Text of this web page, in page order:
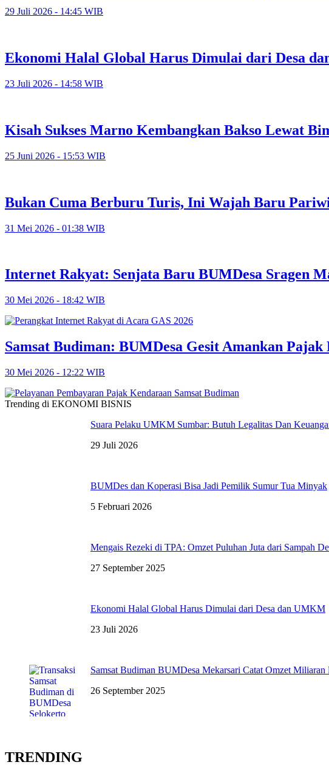
29 Juli 2026 - 14:45 WIB
Ekonomi Halal Global Harus Dimulai dari Desa
23 Juli 2026 - 14:58 WIB
Kisah Sukses Marno Kembangkan Bakso Lewat
25 Juni 2026 - 15:53 WIB
Bukan Cuma Berburu Turis, Ini Wajah Baru
31 Mei 2026 - 01:38 WIB
Internet Rakyat: Senjata Baru BUMDesa Sragen
30 Mei 2026 - 18:42 WIB
Samsat Budiman: BUMDesa Gesit Amankan Pajak
30 Mei 2026 - 12:22 WIB
Trending di EKONOMI BISNIS
Suara Pelaku UMKM Sumbar: Butuh Legalitas Dan
29 Juli 2026
BUMDes dan Koperasi Bisa Jadi Pemilik Sumur Tua Minyak
5 Februari 2026
Mengais Rezeki di TPA: Omzet Puluhan Juta dari Sampah
27 September 2025
Ekonomi Halal Global Harus Dimulai dari Desa dan UMKM
23 Juli 2026
Samsat Budiman BUMDesa Mekarsari Catat Omzet Miliaran
26 September 2025
TRENDING